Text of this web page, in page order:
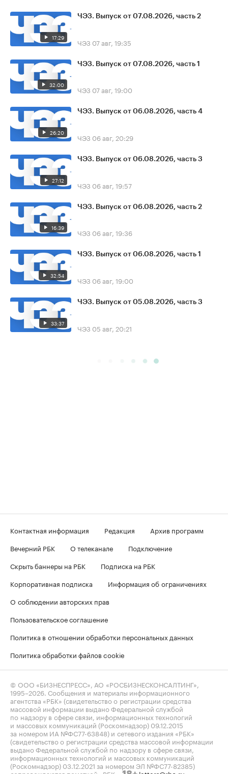
17:29
ЧЭЗ. Выпуск от 07.08.2026, часть 2
ЧЭЗ 07 авг, 19:35
32:00
ЧЭЗ. Выпуск от 07.08.2026, часть 1
ЧЭЗ 07 авг, 19:00
26:20
ЧЭЗ. Выпуск от 06.08.2026, часть 4
ЧЭЗ 06 авг, 20:29
27:12
ЧЭЗ. Выпуск от 06.08.2026, часть 3
ЧЭЗ 06 авг, 19:57
16:39
ЧЭЗ. Выпуск от 06.08.2026, часть 2
ЧЭЗ 06 авг, 19:36
32:54
ЧЭЗ. Выпуск от 06.08.2026, часть 1
ЧЭЗ 06 авг, 19:00
33:37
ЧЭЗ. Выпуск от 05.08.2026, часть 3
ЧЭЗ 05 авг, 20:21
Контактная информация Редакция
Архив программ
Вечерний РБК
О телеканале
Подключение
Скрыть баннеры на РБК
Подписка на РБК
Корпоративная подписка
Информация об ограничениях
О соблюдении авторских прав
Пользовательское соглашение
Политика в отношении обработки персональных данных
Политика обработки файлов cookie
© ООО «БИЗНЕСПРЕСС», АО «РОСБИЗНЕСКОНСАЛТИНГ»,
1995–2026 . Сообщения и материалы информационного
агентства «РБК» (свидетельство о регистрации средства
массовой информации выдано Федеральной службой
по надзору в сфере связи, информационных технологий
и массовых коммуникаций (Роскомнадзор) 09.12.2015
за номером ИА №ФС77-63848) и сетевого издания «РБК»
(свидетельство о регистрации средства массовой информации
выдано Федеральной службой по надзору в сфере связи,
информационных технологий и массовых коммуникаций
(Роскомнадзор) 03.12.2021 за номером ЭЛ №ФС77-82385)